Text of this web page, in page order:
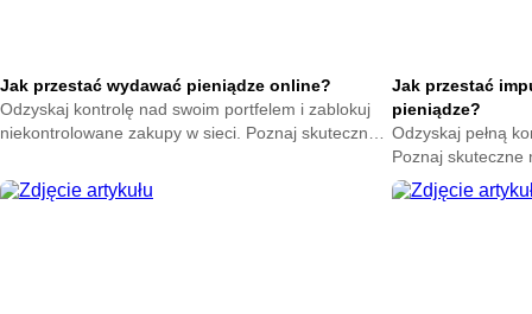
Jak przestać wydawać pieniądze online?
Odzyskaj kontrolę nad swoim portfelem i zablokuj
niekontrolowane zakupy w sieci. Poznaj skuteczne
przycisku kup teraz.
Jak przestać
pieniądze?
Odzyskaj pełną
Poznaj skuteczne
nagłych
oszczędności już